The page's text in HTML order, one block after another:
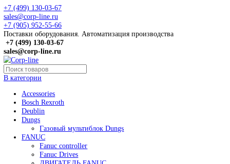
+7 (499) 130-03-67
sales@corp-line.ru
+7 (905) 952-55-66
Поставки оборудования. Автоматизация производства
+7 (499)130-03-67
sales@corp-line.ru
Accessories
Bosch Rexroth
Deublin
Dungs
Газовый мультиблок Dungs
FANUC